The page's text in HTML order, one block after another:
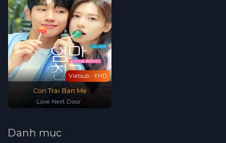
Vietsub - FHD
Con Trai Bạn Mẹ
Love Next Door
Danh mục